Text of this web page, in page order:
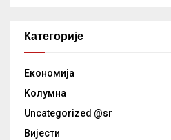
Категорије
Eкономија
Kолумнa
Uncategorized @sr
Вијести